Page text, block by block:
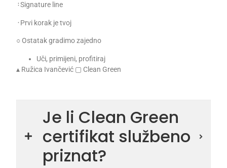
᠄ Signature line
᠂ Prvi korak je tvoj
○ Ostatak gradimo zajedno
Uči, primijeni, profitiraj
▴ Ružica Ivančević ▢ Clean Green
Je li Clean Green
certifikat službeno
priznat?